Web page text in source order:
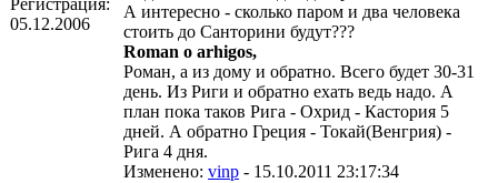
05.12.2006
А интересно - сколько паром и два человека
стоить до Санторини будут???
Roman o arhigos,
Роман, а из дому и обратно. Всего будет 30-31
день. Из Риги и обратно ехать ведь надо. А
план пока таков Рига - Охрид - Кастория 5
дней. А обратно Греция - Токай(Венгрия) -
Рига 4 дня.
Изменено: vinp - 15.10.2011 23:17:34